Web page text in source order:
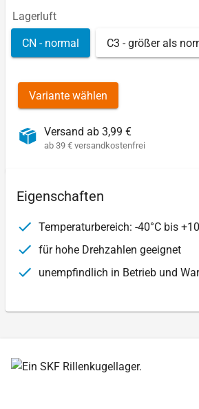
Lagerluft
CN - normal C3 - größer als
Variante wählen
Versand ab 3,99 €
ab 39 € versandkostenfrei
Eigenschaften
Temperaturbereich: -40°C bis
für hohe Drehzahlen geeignet
unempfindlich in Betrieb und